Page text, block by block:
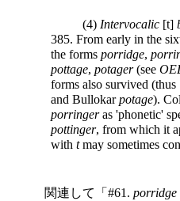
(4) Intervocalic [t]
385. From early in the
the forms porridge,
pottage, potager(see
forms also survived (thus
and Bullokarpotage).
porringeras 'phonetic'
pottinger, from which it
with tmay sometimes
関連して「#61. porridge